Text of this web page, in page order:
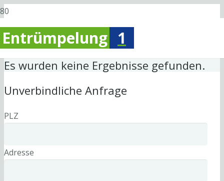
Entrümpelung 1
Es wurden keine Ergebnisse gefunden.
Unverbindliche Anfrage
PLZ
Adresse